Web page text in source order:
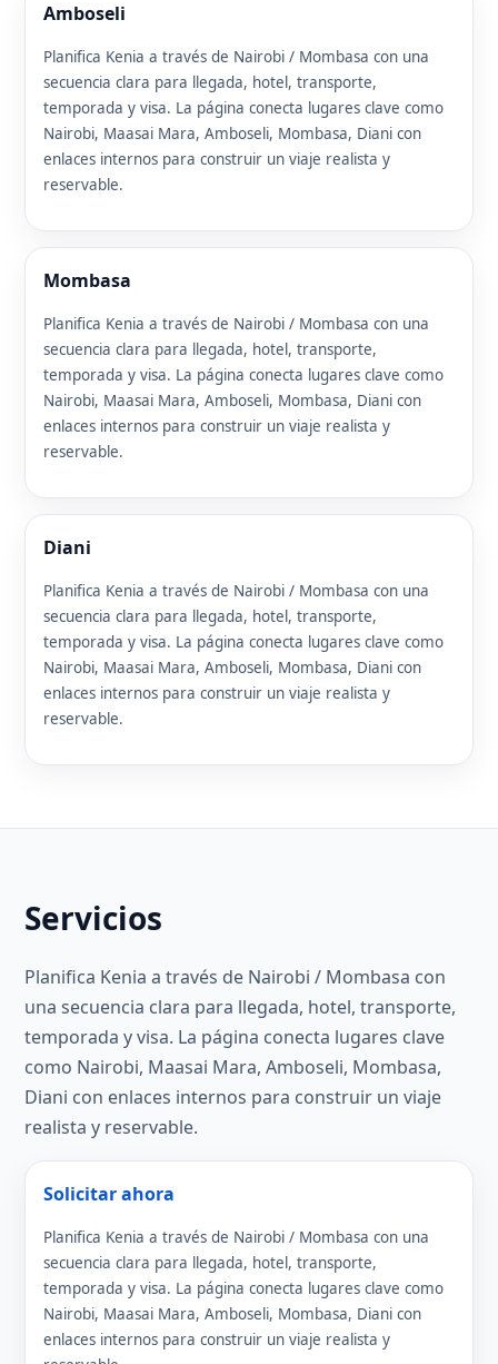
Amboseli
Planifica Kenia a través de Nairobi / Mombasa con una
secuencia clara para llegada, hotel, transporte,
temporada y visa. La página conecta lugares clave como
Nairobi, Maasai Mara, Amboseli, Mombasa, Diani con
enlaces internos para construir un viaje realista y
reservable.
Mombasa
Planifica Kenia a través de Nairobi / Mombasa con una
secuencia clara para llegada, hotel, transporte,
temporada y visa. La página conecta lugares clave como
Nairobi, Maasai Mara, Amboseli, Mombasa, Diani con
enlaces internos para construir un viaje realista y
reservable.
Diani
Planifica Kenia a través de Nairobi / Mombasa con una
secuencia clara para llegada, hotel, transporte,
temporada y visa. La página conecta lugares clave como
Nairobi, Maasai Mara, Amboseli, Mombasa, Diani con
enlaces internos para construir un viaje realista y
reservable.
Servicios
Planifica Kenia a través de Nairobi / Mombasa con
una secuencia clara para llegada, hotel, transporte,
temporada y visa. La página conecta lugares clave
como Nairobi, Maasai Mara, Amboseli, Mombasa,
Diani con enlaces internos para construir un viaje
realista y reservable.
Solicitar ahora
Planifica Kenia a través de Nairobi / Mombasa con una
secuencia clara para llegada, hotel, transporte,
temporada y visa. La página conecta lugares clave como
Nairobi, Maasai Mara, Amboseli, Mombasa, Diani con
enlaces internos para construir un viaje realista y